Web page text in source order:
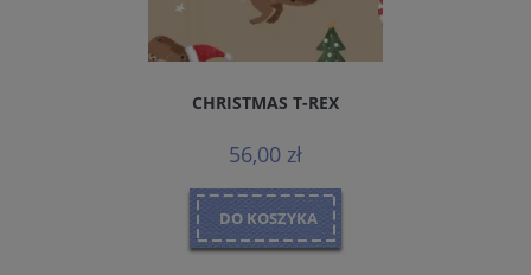
CHRISTMAS T-REX
56,00 zł
DO KOSZYKA